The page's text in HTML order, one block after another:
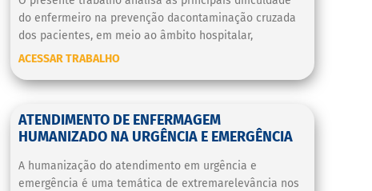
do enfermeiro na prevenção dacontaminação cruzada
dos pacientes, em meio ao âmbito hospitalar,
ACESSAR TRABALHO
ATENDIMENTO DE ENFERMAGEM
HUMANIZADO NA URGÊNCIA E EMERGÊNCIA
A humanização do atendimento em urgência e
emergência é uma temática de extremarelevância nos